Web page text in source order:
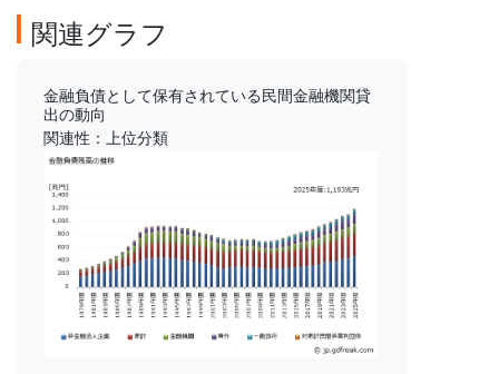
関連グラフ
金融負債として保有されている民間金融機関貸
出の動向
関連性：上位分類